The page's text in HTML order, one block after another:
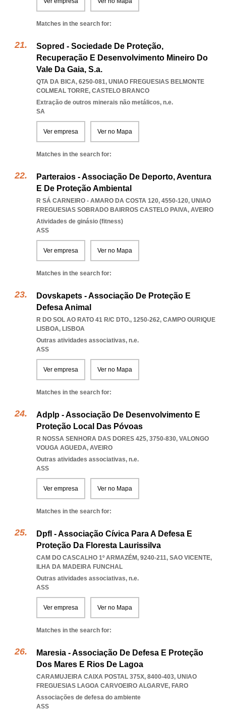
Matches in the search for:
Sopred - Sociedade De Proteção,
Recuperação E Desenvolvimento Mineiro Do
Vale Da Gaia, S.a.
QTA DA BICA, 6250-081, UNIAO FREGUESIAS BELMONTE
COLMEAL TORRE, CASTELO BRANCO
Extração de outros minerais não metálicos, n.e.
SA
Ver empresa Ver no Mapa
Matches in the search for:
Parteraios - Associação De Deporto, Aventura
E De Proteção Ambiental
R SÁ CARNEIRO - AMARO DA COSTA 120, 4550-120, UNIAO
FREGUESIAS SOBRADO BAIRROS CASTELO PAIVA, AVEIRO
Atividades de ginásio (fitness)
ASS
Ver empresa Ver no Mapa
Matches in the search for:
Dovskapets - Associação De Proteção E
Defesa Animal
R DO SOL AO RATO 41 R/C DTO., 1250-262, CAMPO OURIQUE
LISBOA, LISBOA
Outras atividades associativas, n.e.
ASS
Ver empresa Ver no Mapa
Matches in the search for:
Adplp - Associação De Desenvolvimento E
Proteção Local Das Póvoas
R NOSSA SENHORA DAS DORES 425, 3750-830, VALONGO
VOUGA AGUEDA, AVEIRO
Outras atividades associativas, n.e.
ASS
Ver empresa Ver no Mapa
Matches in the search for:
Dpfl - Associação Cívica Para A Defesa E
Proteção Da Floresta Laurissilva
CAM DO CASCALHO 1º ARMAZÉM, 9240-211, SAO VICENTE,
ILHA DA MADEIRA FUNCHAL
Outras atividades associativas, n.e.
ASS
Ver empresa Ver no Mapa
Matches in the search for:
Maresia - Associação De Defesa E Proteção
Dos Mares E Rios De Lagoa
CARAMUJEIRA CAIXA POSTAL 375X, 8400-403, UNIAO
FREGUESIAS LAGOA CARVOEIRO ALGARVE, FARO
Associações de defesa do ambiente
ASS